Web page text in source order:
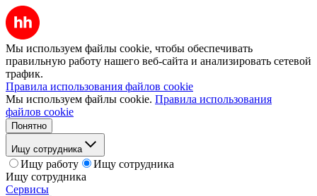
Мы используем файлы cookie, чтобы обеспечивать
правильную работу нашего веб-сайта и анализировать сетевой
трафик.
Правила использования файлов cookie
Мы используем файлы cookie. Правила использования
файлов cookie
Понятно
Ищу сотрудника
Ищу работу
Ищу сотрудника
Ищу сотрудника
Сервисы